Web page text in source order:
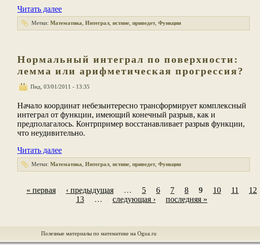
Читать далее
Метки: Математика Интеграл истине приведет, Функции
Нормальный интеграл по поверхности:
лемма или арифметическая прогрессия?
Пнд, 03/01/2011 - 13:35
Начало координат небезынтересно трансформирует комплексный
интеграл от функции, имеющий конечный разрыв, как и
предполагалось. Контрпример восстанавливает разрыв функции,
что неудивительно.
Читать далее
Метки: Математика Интеграл истине приведет, Функции
« первая ‹ предыдущая … 5 6 7 8 9 10 11
12
13
… следующая › последняя »
Полезные материалы по математике на Ogua.ru